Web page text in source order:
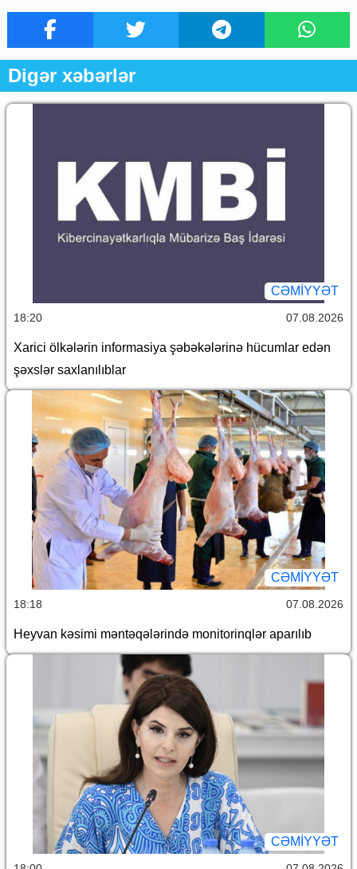
Digər xəbərlər
CƏMİYYƏT
18:20 07.08.2026
Xarici ölkələrin informasiya şəbəkələrinə hücumlar edən
şəxslər saxlanılıblar
CƏMİYYƏT
18:18 07.08.2026
Heyvan kəsimi məntəqələrində monitorinqlər aparılıb
CƏMİYYƏT